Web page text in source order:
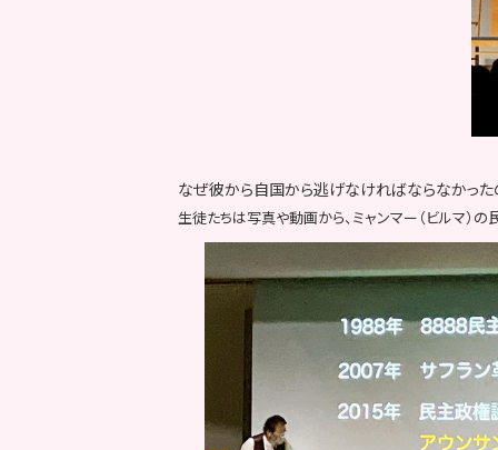
なぜ彼から自国から逃げなければならなかった
生徒たちは写真や動画から、ミャンマー（ビルマ）の